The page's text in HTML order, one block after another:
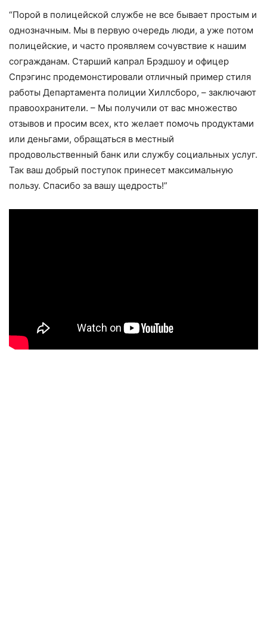
“Порой в полицейской службе не все бывает простым и
однозначным. Мы в первую очередь люди, а уже потом
полицейские, и часто проявляем сочувствие к нашим
согражданам. Старший капрал Брэдшоу и офицер
Спрэгинс продемонстировали отличный пример стиля
работы Департамента полиции Хиллсборо, – заключают
правоохранители. – Мы получили от вас множество
отзывов и просим всех, кто желает помочь продуктами
или деньгами, обращаться в местный
продовольственный банк или службу социальных услуг.
Так ваш добрый поступок принесет максимальную
пользу. Спасибо за вашу щедрость!”